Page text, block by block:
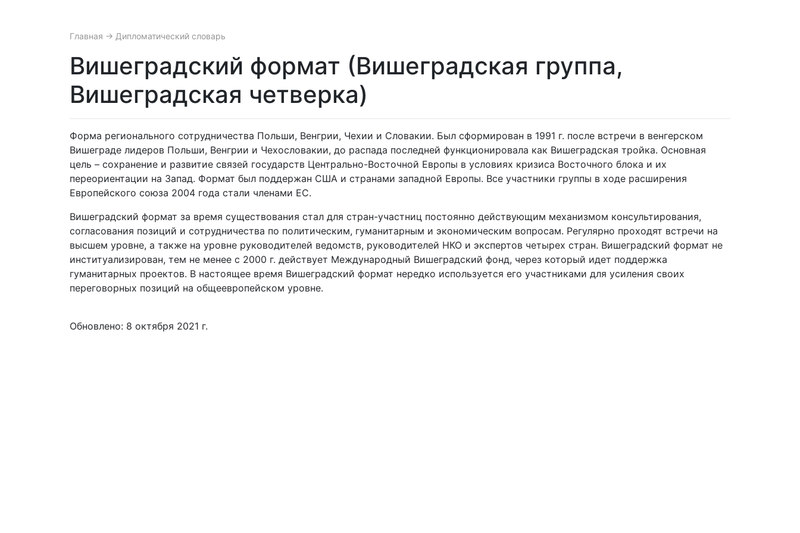
Главная → Дипломатический словарь
Вишеградский формат (Вишеградская группа,
Вишеградская четверка)
Форма регионального сотрудничества Польши, Венгрии, Чехии и Словакии. Был сформирован в 1991 г. после встречи в венгерском
Вишеграде лидеров Польши, Венгрии и Чехословакии, до распада последней функционировала как Вишеградская тройка. Основная
цель – сохранение и развитие связей государств Центрально-Восточной Европы в условиях кризиса Восточного блока и их
переориентации на Запад. Формат был поддержан США и странами западной Европы. Все участники группы в ходе расширения
Европейского союза 2004 года стали членами ЕС.
Вишеградский формат за время существования стал для стран-участниц постоянно действующим механизмом консультирования,
согласования позиций и сотрудничества по политическим, гуманитарным и экономическим вопросам. Регулярно проходят встречи на
высшем уровне, а также на уровне руководителей ведомств, руководителей НКО и экспертов четырех стран. Вишеградский формат не
институализирован, тем не менее с 2000 г. действует Международный Вишеградский фонд, через который идет поддержка
гуманитарных проектов. В настоящее время Вишеградский формат нередко используется его участниками для усиления своих
переговорных позиций на общеевропейском уровне.
Обновлено: 8 октября 2021 г.